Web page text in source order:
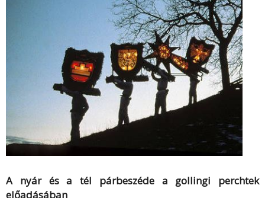
A nyár és a tél párbeszéde a gollingi perchtek
előadásában